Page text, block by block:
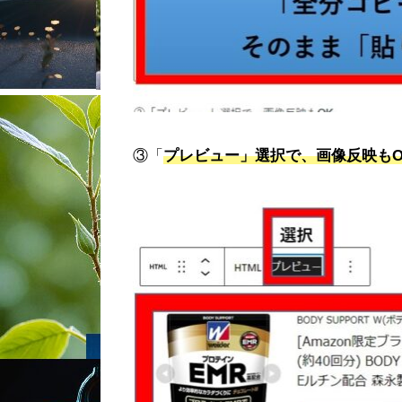
③「 プレビュー」選択で、画像反映も